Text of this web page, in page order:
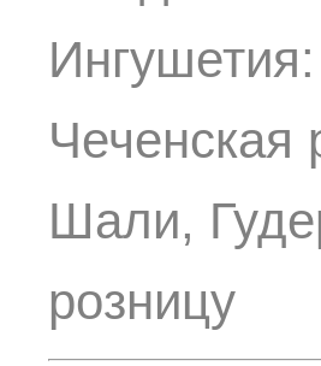
Чеченская
Шали,
розницу